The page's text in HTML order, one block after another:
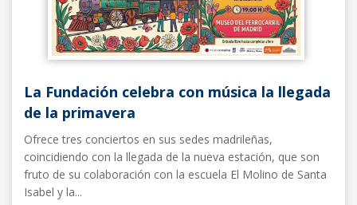
La Fundación celebra con música la llegada
de la primavera
Ofrece tres conciertos en sus sedes madrileñas,
coincidiendo con la llegada de la nueva estación, que son
fruto de su colaboración con la escuela El Molino de Santa
Isabel y la...